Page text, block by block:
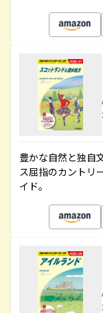
豊かな自然と独自
ス屈指のカントリ
イド。